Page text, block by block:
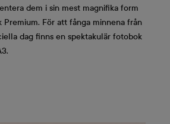
dem i sin mest magnifika form
Premium. För att fånga minnena från
dag finns en spektakulär fotobok